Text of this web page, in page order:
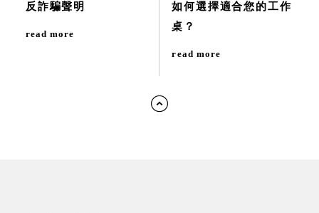
反詐騙聲明
read more
如何選擇適合您的工作
桌？
read more